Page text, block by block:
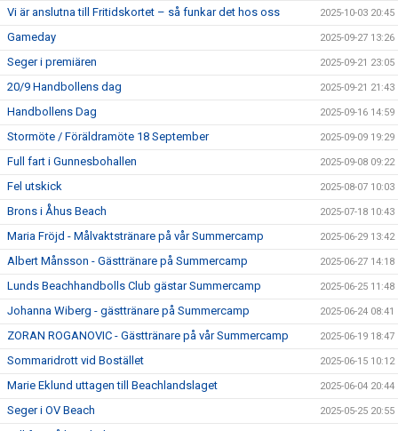
Vi är anslutna till Fritidskortet – så funkar det hos oss 2025-10-03 20:45
Gameday 2025-09-27 13:26
Seger i premiären 2025-09-21 23:05
20/9 Handbollens dag 2025-09-21 21:43
Handbollens Dag 2025-09-16 14:59
Stormöte / Föräldramöte 18 September 2025-09-09 19:29
Full fart i Gunnesbohallen 2025-09-08 09:22
Fel utskick 2025-08-07 10:03
Brons i Åhus Beach 2025-07-18 10:43
Maria Fröjd - Målvaktstränare på vår Summercamp 2025-06-29 13:42
Albert Månsson - Gästtränare på Summercamp 2025-06-27 14:18
Lunds Beachhandbolls Club gästar Summercamp 2025-06-25 11:48
Johanna Wiberg - gästtränare på Summercamp 2025-06-24 08:41
ZORAN ROGANOVIC - Gästtränare på vår Summercamp 2025-06-19 18:47
Sommaridrott vid Bostället 2025-06-15 10:12
Marie Eklund uttagen till Beachlandslaget 2025-06-04 20:44
Seger i OV Beach 2025-05-25 20:55